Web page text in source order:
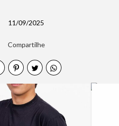
11/09/2025
Compartilhe